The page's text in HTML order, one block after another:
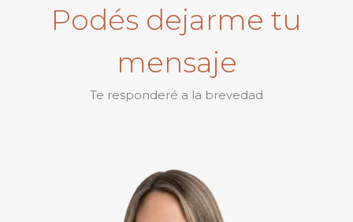
Podés dejarme tu
mensaje
Te responderé a la brevedad